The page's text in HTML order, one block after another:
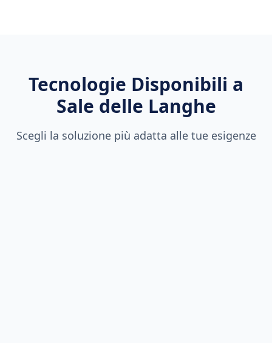
Tecnologie Disponibili a
Sale delle Langhe
Scegli la soluzione più adatta alle tue esigenze